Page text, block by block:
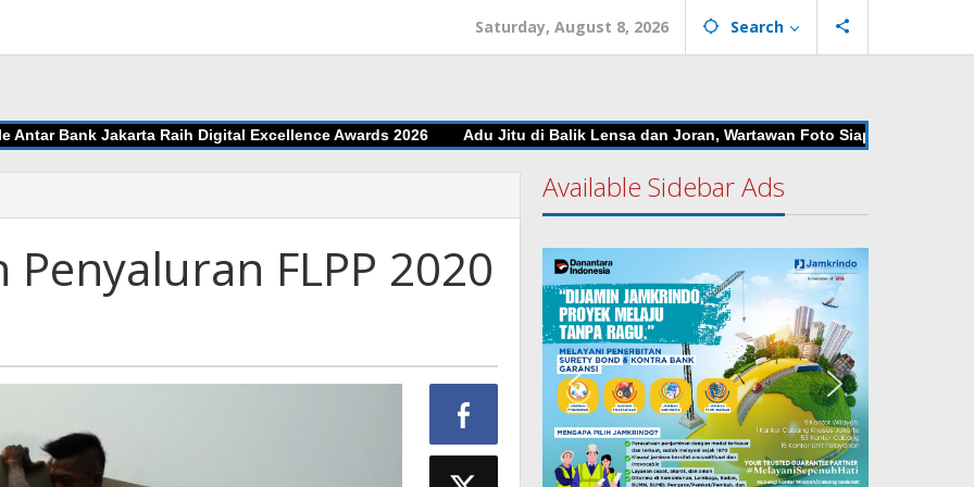
Saturday, August 8, 2026 Search
Bank Jakarta Raih Digital Excellence Awards 2026 Adu Jitu di Balik Lensa dan Joran, Wartawan Foto Siap Unjuk Gigi di
FLPP 2020
Available Sidebar Ads